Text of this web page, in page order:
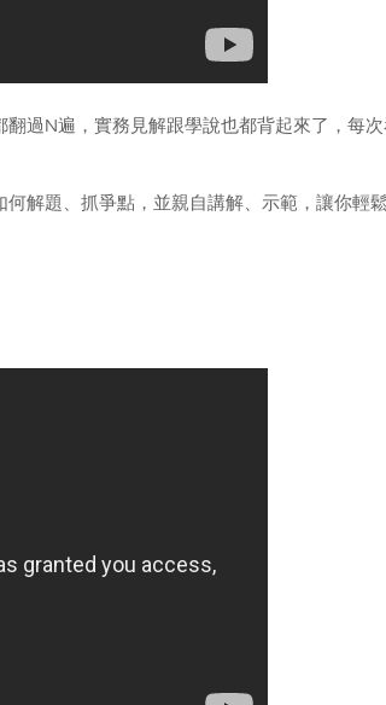
過N遍，實務見解跟學說也都背起來了，每
解題、抓爭點，並親自講解、示範，讓你輕